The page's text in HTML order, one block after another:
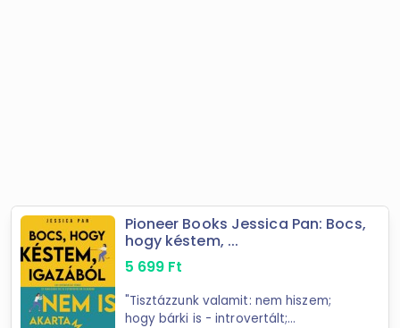
Pioneer Books Jessica Pan: Bocs,
hogy késtem, ...
5 699 Ft
"Tisztázzunk valamit: nem hiszem;
hogy bárki is - introvertált;